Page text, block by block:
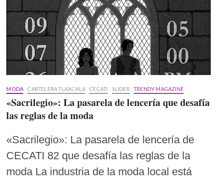
MODA CARTELERA TLAXCALA CECATI SLIDER TRENDY MAGAZINE
«Sacrilegio»: La pasarela de lencería que desafía
las reglas de la moda
«Sacrilegio»: La pasarela de lencería de
CECATI 82 que desafía las reglas de la
moda La industria de la moda local está